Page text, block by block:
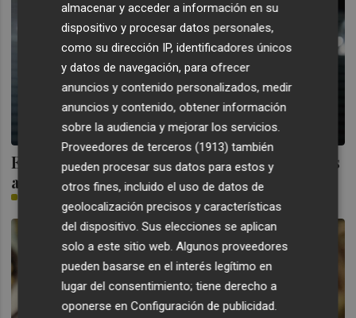
El Levante sondea el mercado de extremos
a la espera del análisis de Luis Castro
almacenar y acceder a información en su
dispositivo y procesar datos personales,
como su dirección IP, identificadores únicos
y datos de navegación, para ofrecer
anuncios y contenido personalizados, medir
anuncios y contenido, obtener información
sobre la audiencia y mejorar los servicios.
Proveedores de terceros (1913) también
pueden procesar sus datos para estos y
otros fines, incluido el uso de datos de
geolocalización precisos y características
del dispositivo. Sus elecciones se aplican
solo a este sitio web. Algunos proveedores
pueden basarse en el interés legítimo en
lugar del consentimiento; tiene derecho a
oponerse enConfiguración de publicidad.